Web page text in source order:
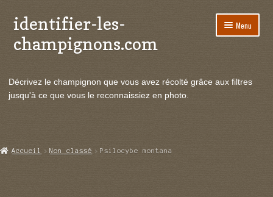
Aller
à
la
Aller
au
contenu
identifier-les-
champignons.com
Menu
le
Actualités
Echanges et contacts
Décrivez le champignon que vous avez récolté grâce aux filtres
jusqu'à ce que vous le reconnaissiez en photo.
Accueil Non classé Psilocybe montana